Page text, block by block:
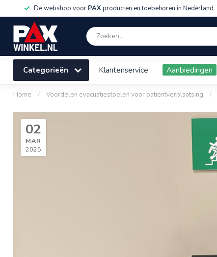
Dé webshop voor PAX producten en toebehoren in Nederland
Categorieën Klantenservice Aanbiedingen
Home / Voordelen evacuatiestoelen voor patiëntverplaatsing /
02
MAR
2025